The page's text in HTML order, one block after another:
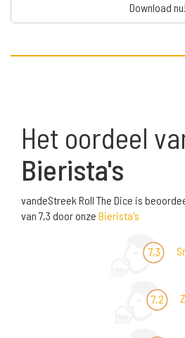
Download nu!
Het oordeel
Bierista's
vandeStreek Roll The Dice is
van 7,3 door onze Bierista's
7,3
7,2